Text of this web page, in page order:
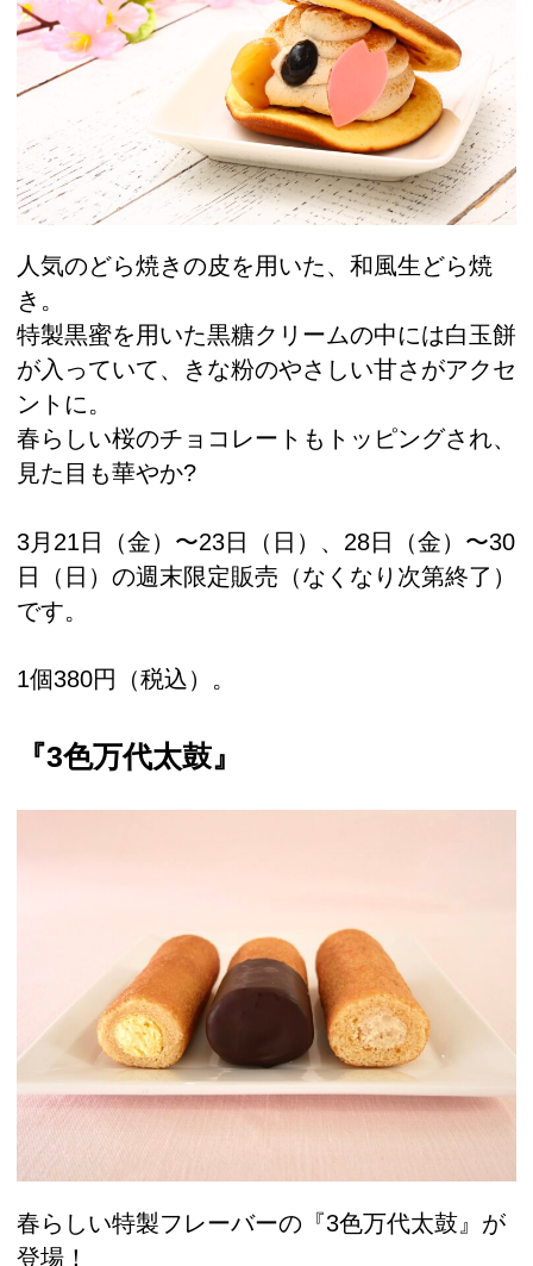
人気のどら焼きの皮を用いた、和風生どら焼
き。
特製黒蜜を用いた黒糖クリームの中には白玉餅
が入っていて、きな粉のやさしい甘さがアクセ
ントに。
春らしい桜のチョコレートもトッピングされ、
見た目も華やか?
3月21日（金）〜23日（日）、28日（金）〜30
日（日）の週末限定販売（なくなり次第終了）
です。
1個380円（税込）。
『3色万代太鼓』
春らしい特製フレーバーの『3色万代太鼓』が
登場！